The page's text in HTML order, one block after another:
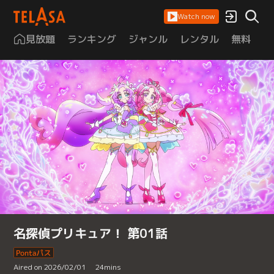
Watch now
見放題 ランキング ジャンル レンタル 無料
名探偵プリキュア！ 第01話
Aired on 2026/02/01 24mins